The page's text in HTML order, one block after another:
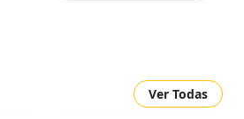
Ver Todas